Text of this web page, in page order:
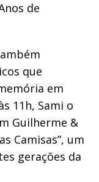
de
que
em
11h, Sami o
Guilherme &
Camisas”, um
gerações da